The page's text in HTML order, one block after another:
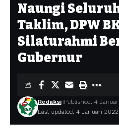
Naungi
Taklim, DPW
Silaturahmi
Gubernur
Last updated: 4 Januari 2022
Redaksi Published: 4